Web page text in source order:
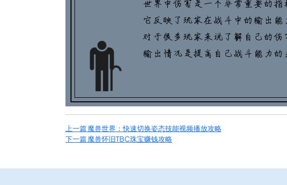
上一篇魔兽世界：快速切换姿态技能视频播放攻略
下一篇魔兽怀旧TBC珠宝赚钱攻略